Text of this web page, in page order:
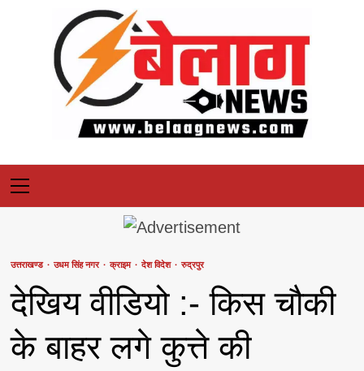
Primary
Menu
उत्तराखण्ड उधम सिंह नगर क्राइम देश विदेश रुद्रपुर
देखिय वीडियो :- किस चौकी
के बाहर लगे कुत्ते की